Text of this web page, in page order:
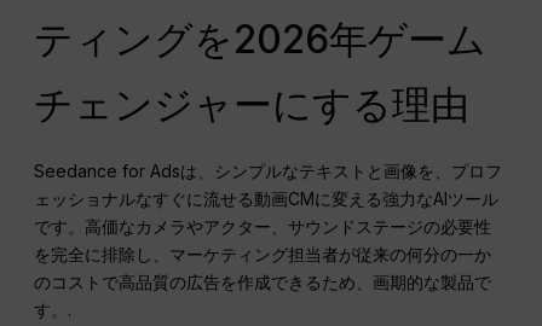
ティングを2026年ゲーム
チェンジャーにする理由
Seedance for Adsは、シンプルなテキストと画像を、プロフ
ェッショナルなすぐに流せる動画CMに変える強力なAIツール
です。高価なカメラやアクター、サウンドステージの必要性
を完全に排除し、マーケティング担当者が従来の何分の一か
のコストで高品質の広告を作成できるため、画期的な製品で
す。.